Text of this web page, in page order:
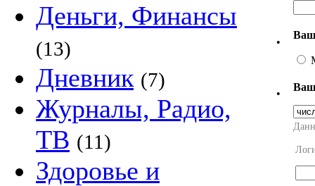
Деньги, Финансы
(13)
Дневник (7)
Журналы, Радио,
ТВ (11)
Здоровье и
•
•
Ваш